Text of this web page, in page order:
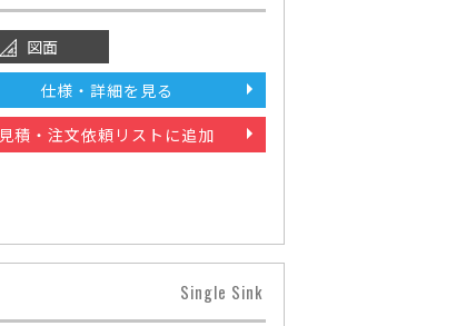
図面
仕様・詳細を見る
見積・注文依頼リストに追加
Single Sink